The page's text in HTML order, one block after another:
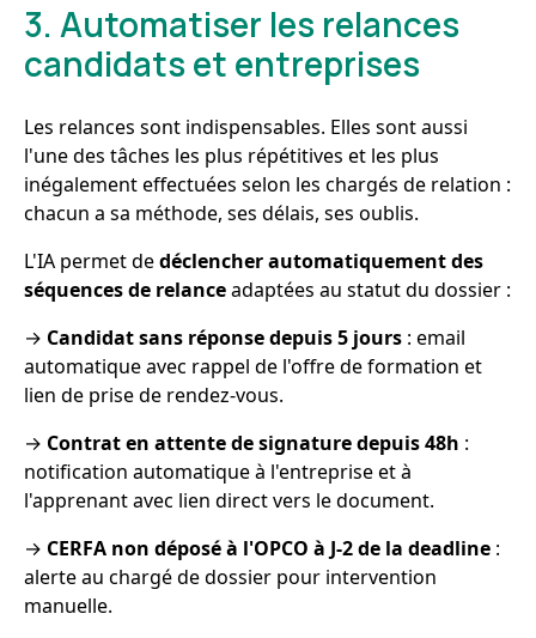
3. Automatiser les relances
candidats et entreprises
Les relances sont indispensables. Elles sont aussi
l'une des tâches les plus répétitives et les plus
inégalement effectuées selon les chargés de relation :
chacun a sa méthode, ses délais, ses oublis.
L'IA permet dedéclencher automatiquement des
séquences de relanceadaptées au statut du dossier :
→ Candidat sans réponse depuis 5 jours : email
automatique avec rappel de l'offre de formation et
lien de prise de rendez-vous.
→ Contrat en attente de signature depuis 48h :
notification automatique à l'entreprise et à
l'apprenant avec lien direct vers le document.
→ CERFA non déposé à l'OPCO à J-2 de la deadline :
alerte au chargé de dossier pour intervention
manuelle.